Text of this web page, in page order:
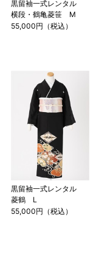
黒留袖一式レンタル
横段・鶴亀菱笹 M
55,000円（税込）
黒留袖一式レンタル
菱鶴 L
55,000円（税込）